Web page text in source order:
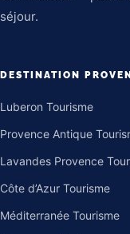
séjour.
DESTINATION
Luberon Tourisme
Provence Antique
Lavandes Provence
Côte d’Azur Tourisme
Méditerranée Tourisme